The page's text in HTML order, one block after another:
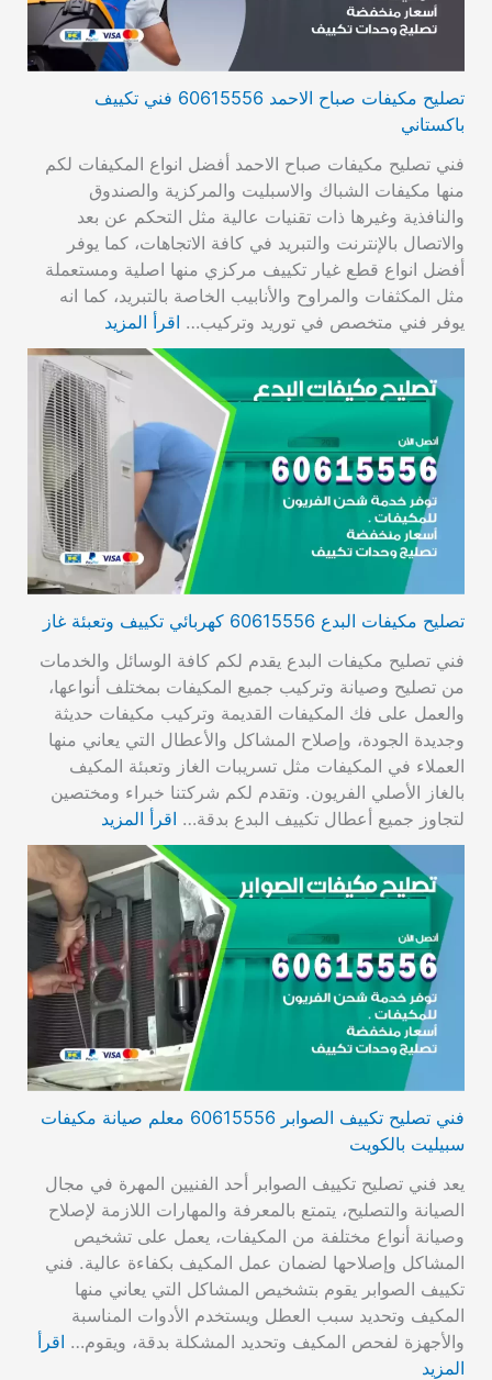
تصليح مكيفات صباح الاحمد 60615556 فني تكييف
باكستاني
فني تصليح مكيفات صباح الاحمد أفضل انواع المكيفات لكم
منها مكيفات الشباك والاسبليت والمركزية والصندوق
والنافذية وغيرها ذات تقنيات عالية مثل التحكم عن بعد
والاتصال بالإنترنت والتبريد في كافة الاتجاهات، كما يوفر
أفضل انواع قطع غيار تكييف مركزي منها اصلية ومستعملة
مثل المكثفات والمراوح والأنابيب الخاصة بالتبريد، كما انه
يوفر فني متخصص في توريد وتركيب… اقرأ المزيد
تصليح مكيفات البدع 60615556 كهربائي تكييف وتعبئة غاز
فني تصليح مكيفات البدع يقدم لكم كافة الوسائل والخدمات
من تصليح وصيانة وتركيب جميع المكيفات بمختلف أنواعها،
والعمل على فك المكيفات القديمة وتركيب مكيفات حديثة
وجديدة الجودة، وإصلاح المشاكل والأعطال التي يعاني منها
العملاء في المكيفات مثل تسريبات الغاز وتعبئة المكيف
بالغاز الأصلي الفريون. وتقدم لكم شركتنا خبراء ومختصين
لتجاوز جميع أعطال تكييف البدع بدقة… اقرأ المزيد
فني تصليح تكييف الصوابر 60615556 معلم صيانة مكيفات
سبيليت بالكويت
يعد فني تصليح تكييف الصوابر أحد الفنيين المهرة في مجال
الصيانة والتصليح، يتمتع بالمعرفة والمهارات اللازمة لإصلاح
وصيانة أنواع مختلفة من المكيفات، يعمل على تشخيص
المشاكل وإصلاحها لضمان عمل المكيف بكفاءة عالية. فني
تكييف الصوابر يقوم بتشخيص المشاكل التي يعاني منها
المكيف وتحديد سبب العطل ويستخدم الأدوات المناسبة
والأجهزة لفحص المكيف وتحديد المشكلة بدقة، ويقوم… اقرأ
المزيد